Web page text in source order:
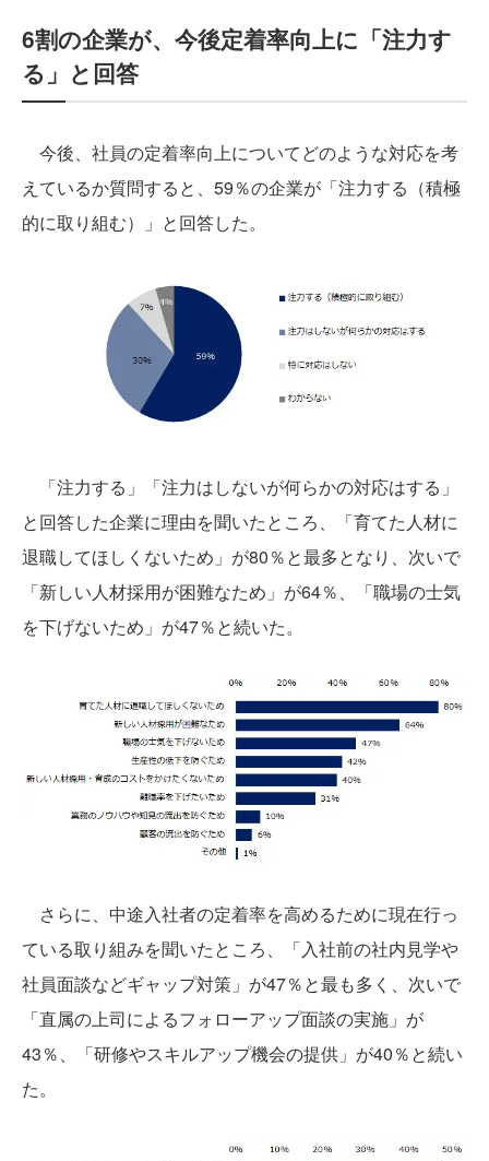
6割の企業が、今後定着率向上に「注力す
る」と回答
今後、社員の定着率向上についてどのような対応を考
えているか質問すると、59％の企業が「注力する（積極
的に取り組む）」と回答した。
「注力する」「注力はしないが何らかの対応はする」
と回答した企業に理由を聞いたところ、「育てた人材に
退職してほしくないため」が80％と最多となり、次いで
「新しい人材採用が困難なため」が64％、「職場の士気
を下げないため」が47％と続いた。
さらに、中途入社者の定着率を高めるために現在行っ
ている取り組みを聞いたところ、「入社前の社内見学や
社員面談などギャップ対策」が47％と最も多く、次いで
「直属の上司によるフォローアップ面談の実施」が
43％、「研修やスキルアップ機会の提供」が40％と続い
た。